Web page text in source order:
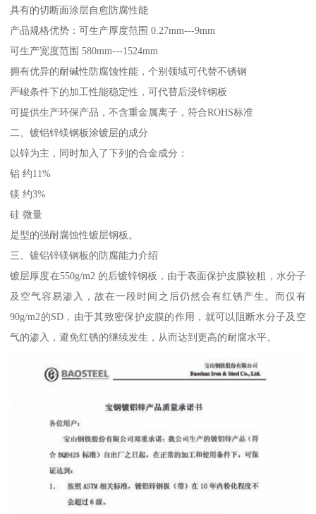
具有的切断面涂层自愈防腐性能
产品规格优势：可生产厚度范围 0.27mm---9mm
可生产宽度范围 580mm---1524mm
拥有优异的耐碱性防腐蚀性能，个别领域可代替不锈钢
严峻条件下的加工性能稳定性，可代替后浸锌钢板
可提供生产环保产品，不含重金属离子，符合ROHS标准
二、镀铝锌镁钢板涂镀层的成分
以锌为主，同时加入了下列的合金成分：
铝 约11%
镁 约3%
硅 微量
是型的强耐腐蚀性镀层钢板。
三、镀铝锌镁钢板的防腐能力介绍
镀层厚度在550g/m2 的后镀锌钢板，由于表面保护皮膜较粗，水分子
及空气容易渗入，故在一段时间之后仍然会有红锈产生。而仅有
90g/m2的SD，由于其致密保护皮膜的作用，就可以阻断水分子及空
气的渗入，避免红锈的继续发生，从而达到更高的耐腐水平。